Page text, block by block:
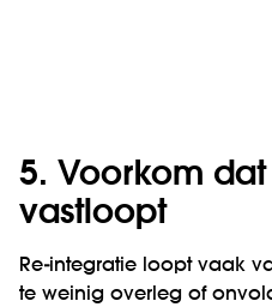
5. Voorkom
vastloopt
Re-integratie loopt vaak
te weinig overleg of